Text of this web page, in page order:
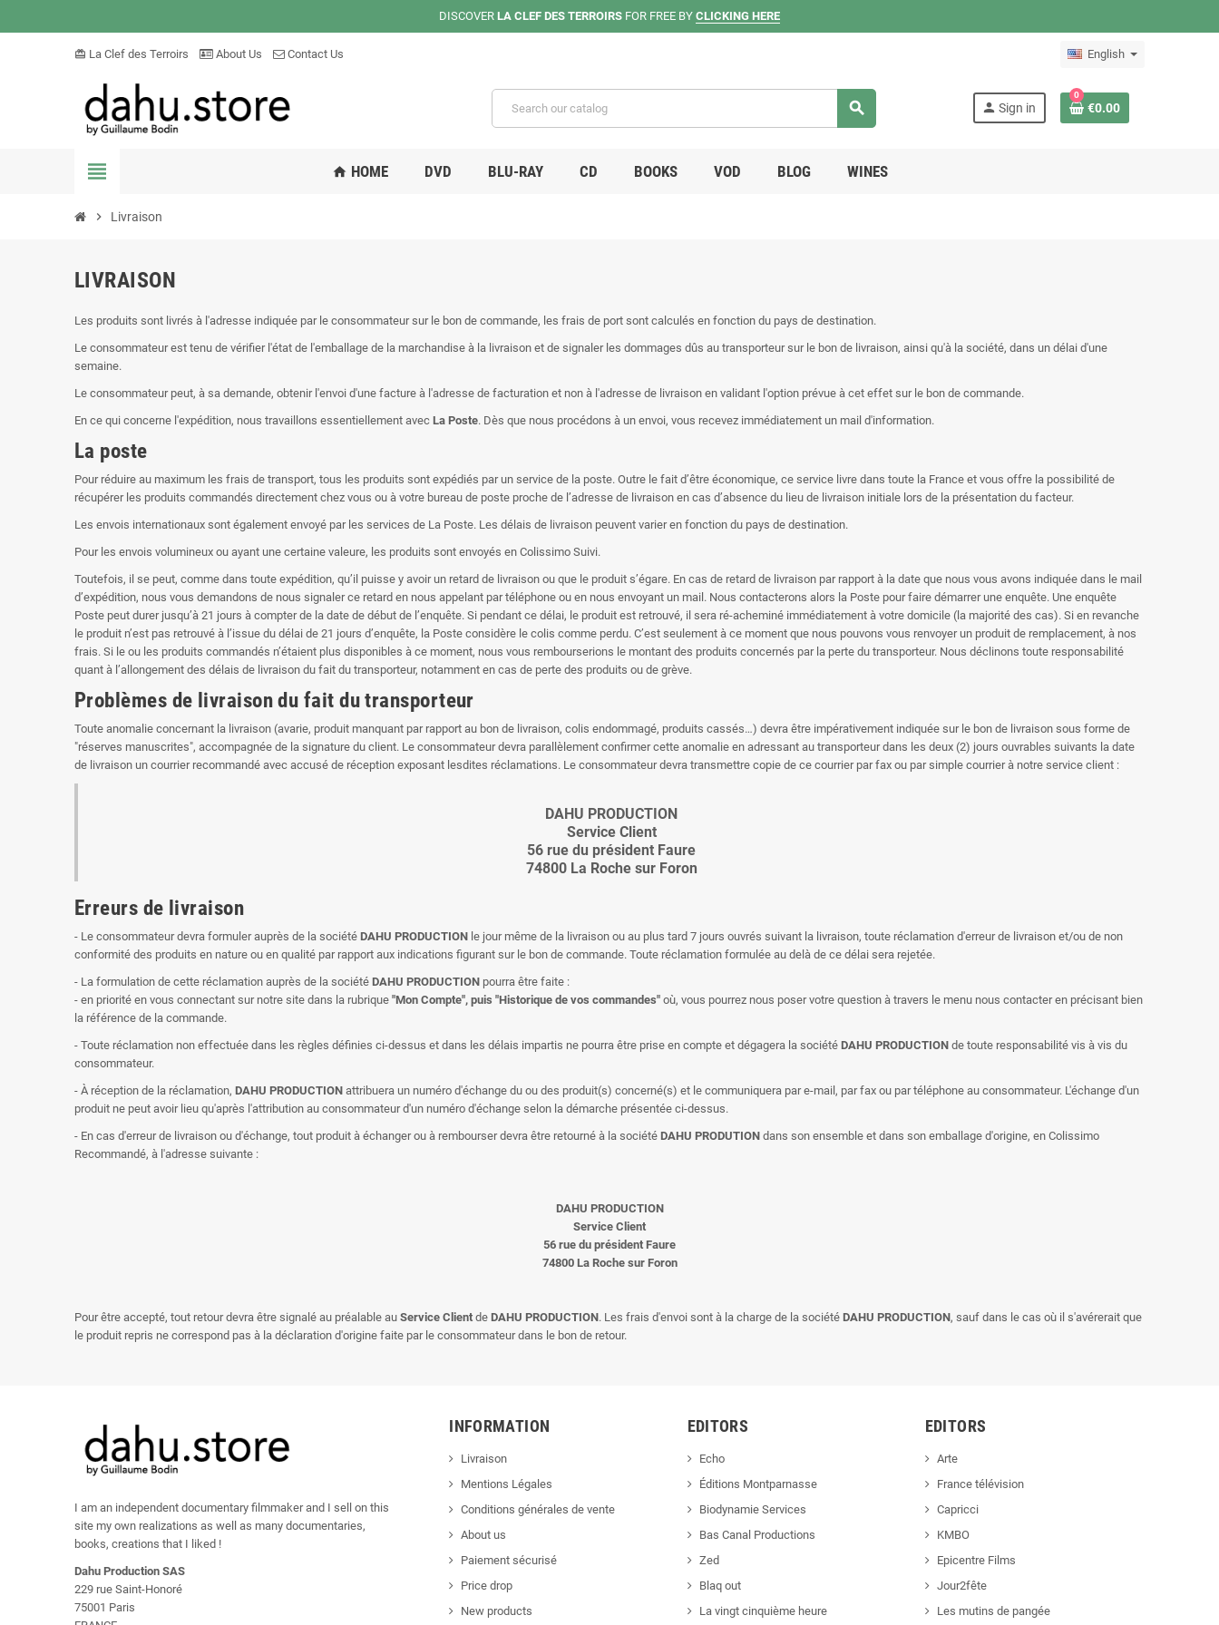
DISCOVER LA CLEF DES TERROIRS FOR FREE BY CLICKING HERE
card_giftcard La Clef des Terroirs About Us Contact Us English
search person Sign in
0
€0.00
view_headline home HOME DVD BLU-RAY CD BOOKS VOD BLOG WINES
chevron_right Livraison
LIVRAISON
Les produits sont livrés à l'adresse indiquée par le consommateur sur le bon de commande, les frais de port sont calculés en fonction du pays de destination.
Le consommateur est tenu de vérifier l'état de l'emballage de la marchandise à la livraison et de signaler les dommages dûs au transporteur sur le bon de livraison, ainsi qu'à la société, dans un délai d'une
semaine.
Le consommateur peut, à sa demande, obtenir l'envoi d'une facture à l'adresse de facturation et non à l'adresse de livraison en validant l'option prévue à cet effet sur le bon de commande.
En ce qui concerne l'expédition, nous travaillons essentiellement avec La Poste. Dès que nous procédons à un envoi, vous recevez immédiatement un mail d'information.
La poste
Pour réduire au maximum les frais de transport, tous les produits sont expédiés par un service de la poste. Outre le fait d’être économique, ce service livre dans toute la France et vous offre la possibilité de
récupérer les produits commandés directement chez vous ou à votre bureau de poste proche de l’adresse de livraison en cas d’absence du lieu de livraison initiale lors de la présentation du facteur.
Les envois internationaux sont également envoyé par les services de La Poste. Les délais de livraison peuvent varier en fonction du pays de destination.
Pour les envois volumineux ou ayant une certaine valeure, les produits sont envoyés en Colissimo Suivi.
Toutefois, il se peut, comme dans toute expédition, qu’il puisse y avoir un retard de livraison ou que le produit s’égare. En cas de retard de livraison par rapport à la date que nous vous avons indiquée dans le mail
d’expédition, nous vous demandons de nous signaler ce retard en nous appelant par téléphone ou en nous envoyant un mail. Nous contacterons alors la Poste pour faire démarrer une enquête. Une enquête
Poste peut durer jusqu’à 21 jours à compter de la date de début de l’enquête. Si pendant ce délai, le produit est retrouvé, il sera ré-acheminé immédiatement à votre domicile (la majorité des cas). Si en revanche
le produit n’est pas retrouvé à l’issue du délai de 21 jours d’enquête, la Poste considère le colis comme perdu. C’est seulement à ce moment que nous pouvons vous renvoyer un produit de remplacement, à nos
frais. Si le ou les produits commandés n’étaient plus disponibles à ce moment, nous vous rembourserions le montant des produits concernés par la perte du transporteur. Nous déclinons toute responsabilité
quant à l’allongement des délais de livraison du fait du transporteur, notamment en cas de perte des produits ou de grève.
Problèmes de livraison du fait du transporteur
Toute anomalie concernant la livraison (avarie, produit manquant par rapport au bon de livraison, colis endommagé, produits cassés…) devra être impérativement indiquée sur le bon de livraison sous forme de
"réserves manuscrites", accompagnée de la signature du client. Le consommateur devra parallèlement confirmer cette anomalie en adressant au transporteur dans les deux (2) jours ouvrables suivants la date
de livraison un courrier recommandé avec accusé de réception exposant lesdites réclamations. Le consommateur devra transmettre copie de ce courrier par fax ou par simple courrier à notre service client :
DAHU PRODUCTION
Service Client
56 rue du président Faure
74800 La Roche sur Foron
Erreurs de livraison
- Le consommateur devra formuler auprès de la société DAHU PRODUCTION le jour même de la livraison ou au plus tard 7 jours ouvrés suivant la livraison, toute réclamation d'erreur de livraison et/ou de non
conformité des produits en nature ou en qualité par rapport aux indications figurant sur le bon de commande. Toute réclamation formulée au delà de ce délai sera rejetée.
- La formulation de cette réclamation auprès de la société DAHU PRODUCTION pourra être faite :
- en priorité en vous connectant sur notre site dans la rubrique "Mon Compte", puis "Historique de vos commandes" où, vous pourrez nous poser votre question à travers le menu nous contacter en précisant bien
la référence de la commande.
- Toute réclamation non effectuée dans les règles définies ci-dessus et dans les délais impartis ne pourra être prise en compte et dégagera la société DAHU PRODUCTION de toute responsabilité vis à vis du
consommateur.
- À réception de la réclamation, DAHU PRODUCTION attribuera un numéro d'échange du ou des produit(s) concerné(s) et le communiquera par e-mail, par fax ou par téléphone au consommateur. L'échange d'un
produit ne peut avoir lieu qu'après l'attribution au consommateur d'un numéro d'échange selon la démarche présentée ci-dessus.
- En cas d'erreur de livraison ou d'échange, tout produit à échanger ou à rembourser devra être retourné à la société DAHU PRODUTION dans son ensemble et dans son emballage d'origine, en Colissimo
Recommandé, à l'adresse suivante :
DAHU PRODUCTION
Service Client
56 rue du président Faure
74800 La Roche sur Foron
Pour être accepté, tout retour devra être signalé au préalable au Service Client de DAHU PRODUCTION. Les frais d'envoi sont à la charge de la société DAHU PRODUCTION, sauf dans le cas où il s'avérerait que
le produit repris ne correspond pas à la déclaration d'origine faite par le consommateur dans le bon de retour.
I am an independent documentary filmmaker and I sell on this
site my own realizations as well as many documentaries,
books, creations that I liked !
Dahu Production SAS
229 rue Saint-Honoré
75001 Paris
INFORMATION
Livraison
Mentions Légales
Conditions générales de vente
About us
Paiement sécurisé
Price drop
New products
EDITORS
Echo
Éditions Montparnasse
Biodynamie Services
Bas Canal Productions
Zed
Blaq out
La vingt cinquième heure
EDITORS
Arte
France télévision
Capricci
KMBO
Epicentre Films
Jour2fête
Les mutins de pangée